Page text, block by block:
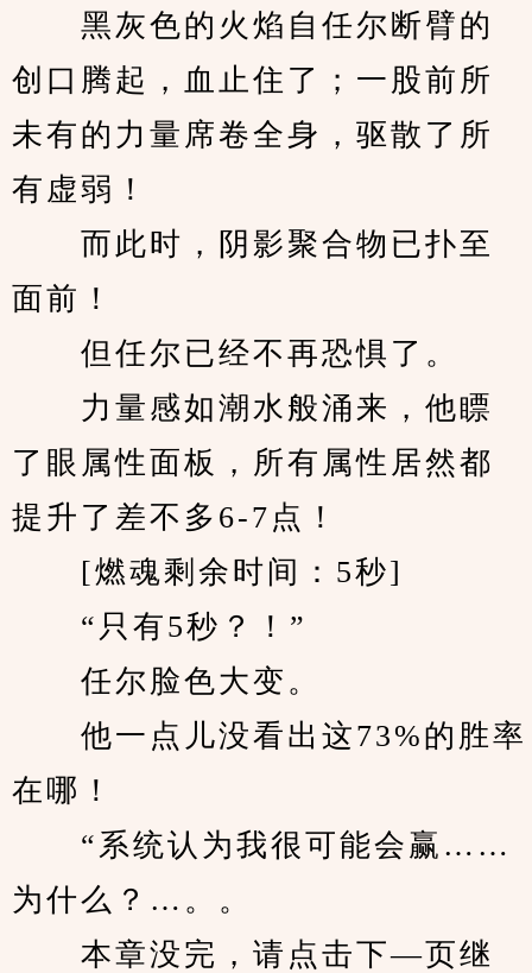
黑灰色的火焰自任尔断臂的
创口腾起，血止住了；一股前所
未有的力量席卷全身，驱散了所
有虚弱！
而此时，阴影聚合物已扑至
面前！
但任尔已经不再恐惧了。
力量感如潮水般涌来，他瞟
了眼属性面板，所有属性居然都
提升了差不多6-7点！
[燃魂剩余时间：5秒]
“只有5秒？！”
任尔脸色大变。
他一点儿没看出这73%的胜率
在哪！
“系统认为我很可能会赢……
为什么？…。。
本章没完，请点击下—页继